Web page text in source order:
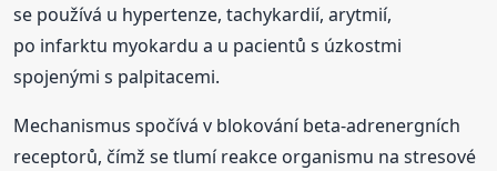
se používá u hypertenze, tachykardií, arytmií,
po infarktu myokardu a u pacientů s úzkostmi
spojenými s palpitacemi.
Mechanismus spočívá v blokování beta-adrenergních
receptorů, čímž se tlumí reakce organismu na stresové